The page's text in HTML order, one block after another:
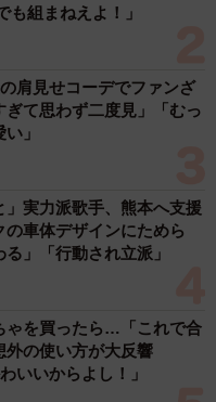
組まねえよ！」
肩見せコーデでファンざ
て思わず二度見」「むっ
」
」実力派歌手、熊本へ支援
車体デザインにためら
」「行動され立派」
ゃを買ったら…「これで合
外の使い方が大反響
いいからよし！」